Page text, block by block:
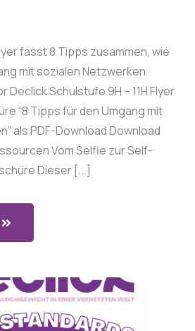
fasst 8 Tipps zusammen, wie
mit sozialen Netzwerken
Declick Schulstufe 9H – 11H Flyer
“8 Tipps für den Umgang mit
als PDF-Download Download
Vom Selfie zur Self-
Dieser [...]